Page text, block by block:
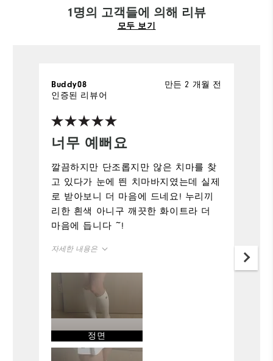
1명의 고객들에 의해 리뷰
모두 보기
너무 예뻐요
만든 2 개월 전
Buddy08
인증된 리뷰어
깔끔하지만 단조롭지만 않은 치마를 찾
고 있다가 눈에 띈 치마바지였는데 실제
로 받아보니 더 마음에 드네요! 누리끼
리한 흰색 아니구 깨끗한 화이트라 더
마음에 듭니다 ~!
자세한 내용은
사이즈 정사이즈
166-170cm
24
보통 입는 사이즈
정면